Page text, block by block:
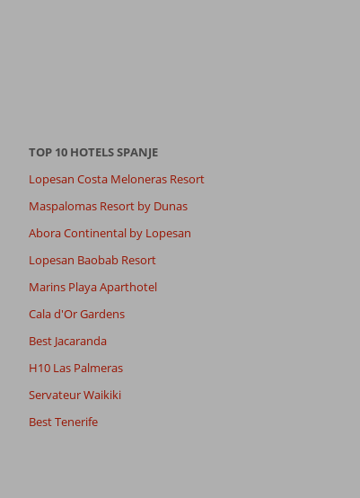
TOP 10 HOTELS SPANJE
Lopesan Costa Meloneras Resort
Maspalomas Resort by Dunas
Abora Continental by Lopesan
Lopesan Baobab Resort
Marins Playa Aparthotel
Cala d'Or Gardens
Best Jacaranda
H10 Las Palmeras
Servateur Waikiki
Best Tenerife